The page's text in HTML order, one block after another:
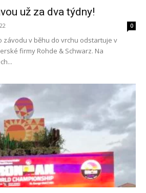
už za dva týdny!
0
závodu v běhu do vrchu odstartuje v
firmy Rohde & Schwarz. Na